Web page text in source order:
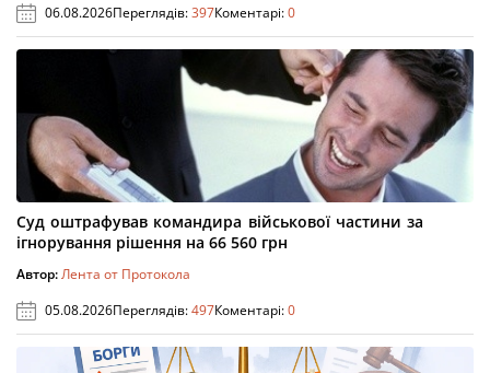
06.08.2026Переглядів:397Коментарі:0
Суд оштрафував командира військової частини за
ігнорування рішення на 66 560 грн
Автор:Лента от Протокола
05.08.2026Переглядів:497Коментарі:0